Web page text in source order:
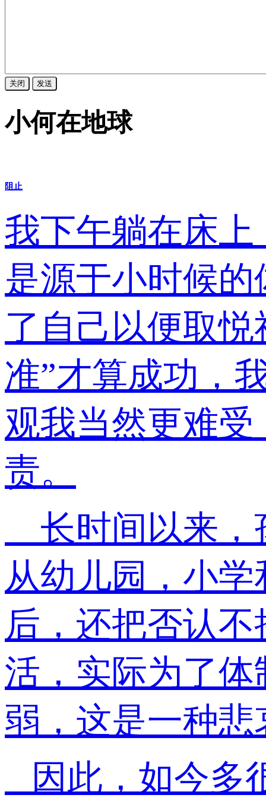
关闭 发送
小何在地球
阻止
我下午躺在床
是源于小时候
了自己以便取
准”才算成功，
观我当然更难
责。
长时间以来，
从幼儿园，小
后，还把否认
活，实际为了
弱，这是一种悲
因此，如今多